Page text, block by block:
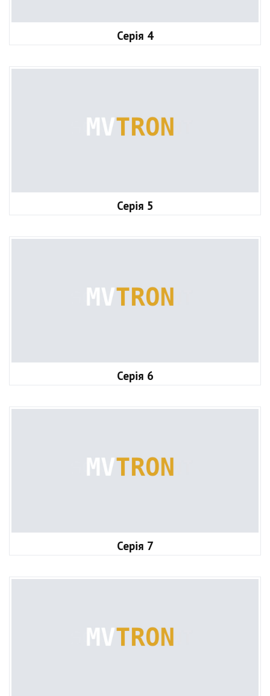
Серія 4
Серія 5
Серія 6
Серія 7